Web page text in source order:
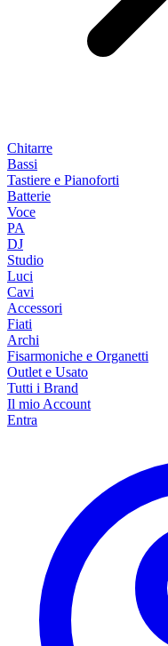
Chitarre
Bassi
Tastiere e Pianoforti
Batterie
Voce
PA
DJ
Studio
Luci
Cavi
Accessori
Fiati
Archi
Fisarmoniche e Organetti
Outlet e Usato
Tutti i Brand
Il mio Account
Entra